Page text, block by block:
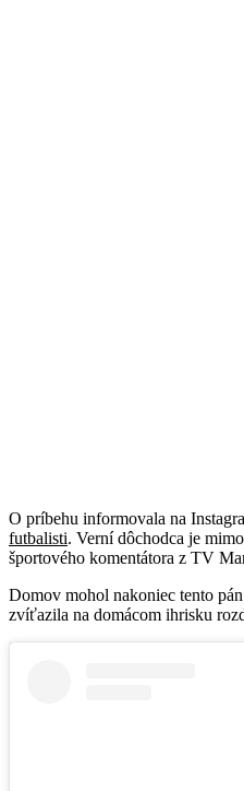
O príbehu informovala na
futbalisti. Verní dôchodca je
športového komentátora z TV
Domov mohol nakoniec tento
zvíťazila na domácom ihrisku